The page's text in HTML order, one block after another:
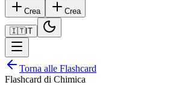
Crea Crea
🇮🇹IT
Torna alle Flashcard
Flashcard di Chimica